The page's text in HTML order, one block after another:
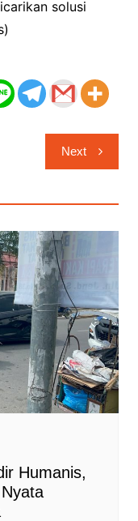
solusi
Next
Humanis,